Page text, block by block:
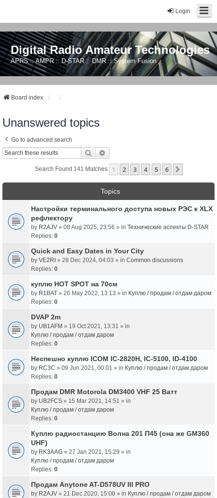
Login
Digital Radio Amateur Technologies
APRS :: AMPR :: D-STAR :: DMR :: System Fusion
Board index
Unanswered topics
Go to advanced search
Search
Search Found 141 Matches 1 2 3 4 5 6
Topics
Настройки терминального доступа новых РЭС к XLX
рефлектору
by R2AJV » 08 Aug 2025, 23:56 » in Технические аспекты D-STAR
Replies: 0
Quick and Easy Dates in Your City
by VE2RI » 28 Dec 2024, 04:03 » in Common discussions
Replies: 0
куплю HOT SPOT на 70см
by R1BAT » 26 May 2022, 13:13 » in Куплю / продам / отдам даром
Replies: 0
DVAP 2m
by UB1AFM » 19 Oct 2021, 13:31 » in
Куплю / продам / отдам даром
Replies: 0
Неспешно куплю ICOM IC-2820H, IC-5100, ID-4100
by RC3C » 09 Jun 2021, 00:01 » in Куплю / продам / отдам даром
Replies: 0
Продам DMR Motorola DM3400 VHF 25 Ватт
by UB2FCS » 15 Mar 2021, 14:51 » in
Куплю / продам / отдам даром
Replies: 0
Куплю радиостанцию Волна 201 П45 (она же GM360
UHF)
by RK3AAG » 27 Jan 2021, 15:29 » in
Куплю / продам / отдам даром
Replies: 0
Продам Anytone AT-D578UV III PRO
by R2AJV » 21 Dec 2020, 15:00 » in Куплю / продам / отдам даром